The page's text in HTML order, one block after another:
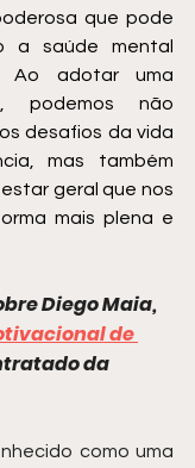
que pode
a saúde mental
Ao adotar uma
podemos não
desafios da vida
mas também
geral que nos
mais plena e
Diego Maia,
de
da
como uma